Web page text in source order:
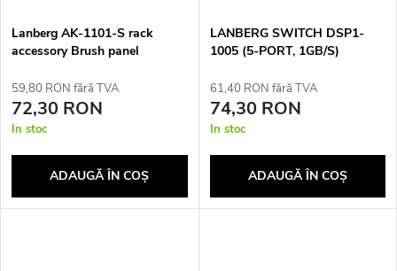
Lanberg AK-1101-S rack
accessory Brush panel
59,80 RON fără TVA
72,30 RON
In stoc
ADAUGĂ ÎN COŞ
LANBERG SWITCH DSP1-
1005 (5-PORT, 1GB/S)
61,40 RON fără TVA
74,30 RON
In stoc
ADAUGĂ ÎN COŞ